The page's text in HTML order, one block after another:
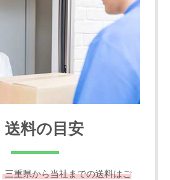
送料の目安
三重県から当社までの送料はご